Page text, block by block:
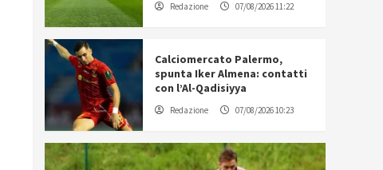
Redazione 07/08/2026 11:22
Calciomercato Palermo,
spunta Iker Almena: contatti
con l’Al-Qadisiyya
Redazione 07/08/2026 10:23